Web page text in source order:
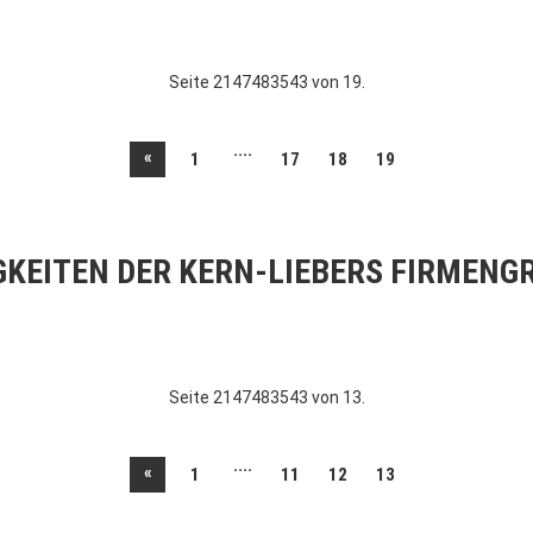
Seite 2147483543 von 19.
« 1 .... 17 18 19
DER KERN-LIEBERS
Seite 2147483543 von 13.
« 1 .... 11 12 13